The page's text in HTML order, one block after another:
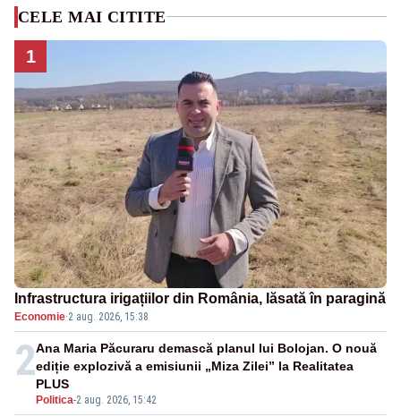
CELE MAI CITITE
1
Infrastructura irigațiilor din România, lăsată în paragină
Economie·2 aug. 2026, 15:38
2
Politica-2 aug. 2026, 15:42
Ana Maria Păcuraru demască planul lui Bolojan. O nouă
ediție explozivă a emisiunii „Miza Zilei” la Realitatea
PLUS